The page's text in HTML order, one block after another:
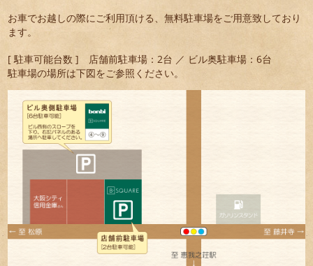
お車でお越しの際にご利用頂ける、無料駐車場をご用意致しており
ます。
[ 駐車可能台数 ] 店舗前駐車場：2台 ／ ビル奥駐車場：6台
駐車場の場所は下図をご参照ください。